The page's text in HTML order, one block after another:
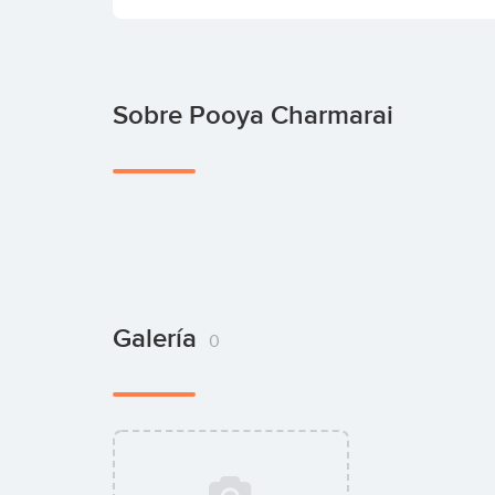
Sobre Pooya Charmarai
Galería 0